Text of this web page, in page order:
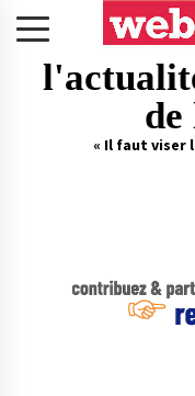
de
« Il faut viser